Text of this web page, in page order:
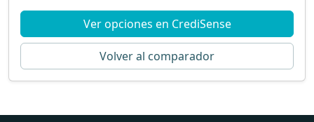
Ver opciones en CrediSense
Volver al comparador